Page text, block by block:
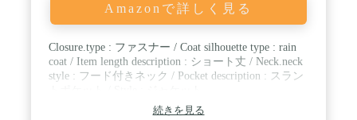
Amazonで詳しく見る
Closure.type : ファスナー / Coat silhouette type : rain
coat / Item length description : ショート丈 / Neck.neck
style : フード付きネック / Pocket description : スラン
続きを見る